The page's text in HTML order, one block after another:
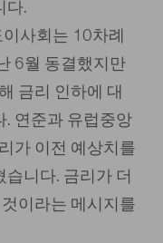
다.
사회는 10차례
6월 동결했지만
금리 인하에 대
. 연준과 유럽중앙
가 이전 예상치를
니다. 금리가 더
이라는 메시지를